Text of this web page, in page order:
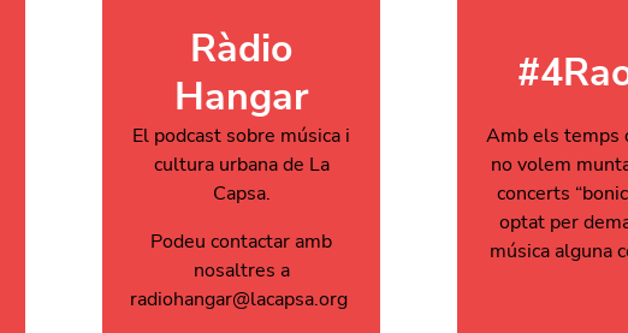
Ràdio
Hangar
El podcast sobre música i
cultura urbana de La
Capsa.
Podeu contactar amb
nosaltres a
radiohangar@lacapsa.org
Amb els temps
no volem
concerts
optat per
música alguna